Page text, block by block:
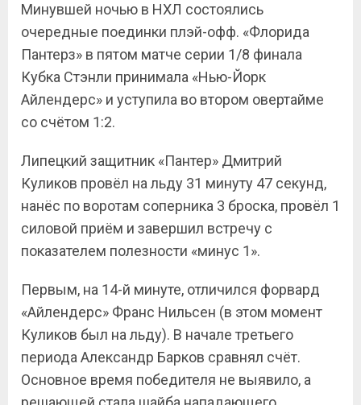
Минувшей ночью в НХЛ состоялись
очередные поединки плэй-офф. «Флорида
Пантерз» в пятом матче серии 1/8 финала
Кубка Стэнли принимала «Нью-Йорк
Айлендерс» и уступила во втором овертайме
со счётом 1:2.
Липецкий защитник «Пантер» Дмитрий
Куликов провёл на льду 31 минуту 47 секунд,
нанёс по воротам соперника 3 броска, провёл 1
силовой приём и завершил встречу с
показателем полезности «минус 1».
Первым, на 14-й минуте, отличился форвард
«Айлендерс» Франс Нильсен (в этом момент
Куликов был на льду). В начале третьего
периода Александр Барков сравнял счёт.
Основное время победителя не выявило, а